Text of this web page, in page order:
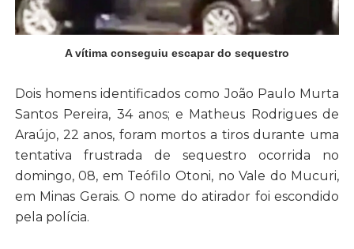
A vítima conseguiu escapar do sequestro
Dois homens identificados como João Paulo Murta
Santos Pereira, 34 anos; e Matheus Rodrigues de
Araújo, 22 anos, foram mortos a tiros durante uma
tentativa frustrada de sequestro ocorrida no
domingo, 08, em Teófilo Otoni, no Vale do Mucuri,
em Minas Gerais. O nome do atirador foi escondido
pela polícia.